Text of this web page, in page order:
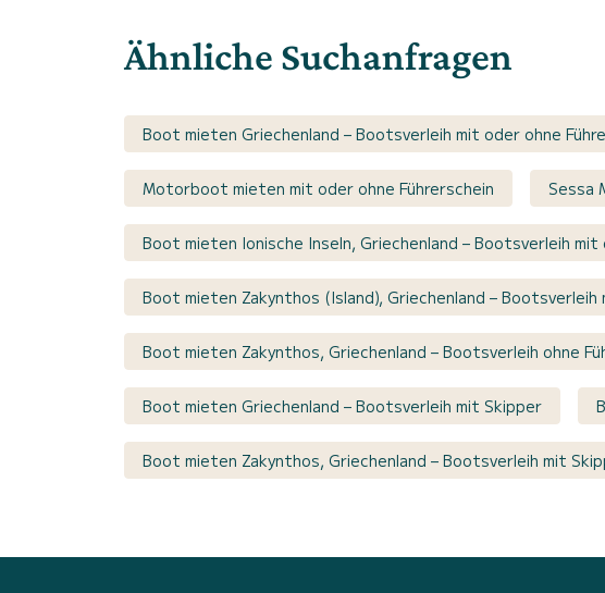
Ähnliche Suchanfragen
Boot mieten Griechenland – Bootsverleih mit oder ohne
Motorboot mieten mit oder ohne Führerschein Sessa
Boot mieten Ionische Inseln, Griechenland – Bootsverleih mit
Boot mieten Zakynthos (Island), Griechenland – Bootsverleih
Boot mieten Zakynthos, Griechenland – Bootsverleih ohne
Boot mieten Griechenland – Bootsverleih mit Skipper
Boot mieten Zakynthos, Griechenland – Bootsverleih mit